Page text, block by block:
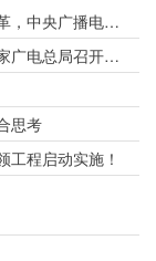
年年中工作推进会
闻高质量发展座谈会
思考
工程启动实施！